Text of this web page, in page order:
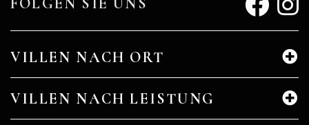
VILLEN NACH ORT
VILLEN NACH LEISTUNG